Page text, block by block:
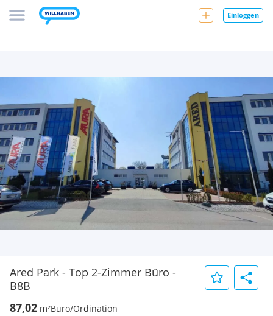
Einloggen
Ared Park - Top 2-Zimmer Büro -
B8B
87,02 m²Büro/Ordination